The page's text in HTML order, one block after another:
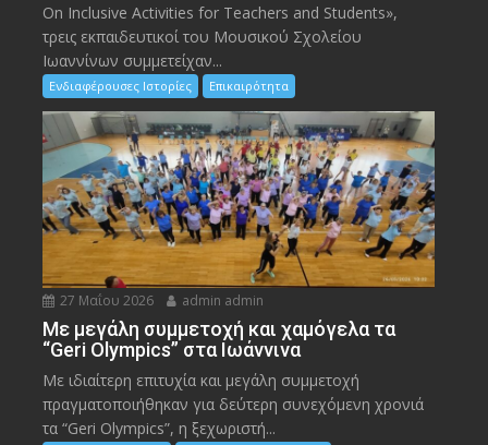
On Inclusive Activities for Teachers and Students»,
τρεις εκπαιδευτικοί του Μουσικού Σχολείου
Ιωαννίνων συμμετείχαν...
Ενδιαφέρουσες Ιστορίες Επικαιρότητα
27 Μαΐου 2026 admin admin
Με μεγάλη συμμετοχή και χαμόγελα τα
“Geri Olympics” στα Ιωάννινα
Με ιδιαίτερη επιτυχία και μεγάλη συμμετοχή
πραγματοποιήθηκαν για δεύτερη συνεχόμενη χρονιά
τα “Geri Olympics”, η ξεχωριστή...